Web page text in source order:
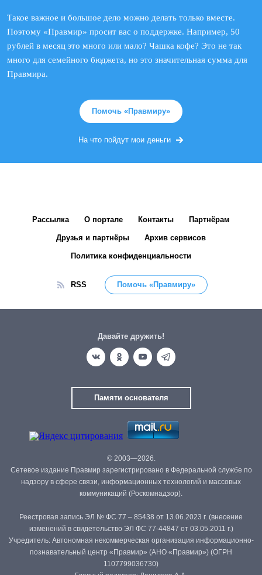
Такое важное и большое дело можно делать только вместе.
Поэтому «Правмир» просит вас о поддержке. Например, 50
рублей в месяц это много или мало? Чашка кофе? Это не так
много для семейного бюджета, но это значительная сумма для
Правмира.
Помочь «Правмиру»
На что пойдут мои деньги
Рассылка О портале Контакты Партнёрам
Друзья и партнёры Архив сервисов
Политика конфиденциальности
RSS Помочь «Правмиру»
Давайте дружить!
Памяти основателя
© 2003—2026.
Сетевое издание Правмир зарегистрировано в Федеральной службе по
надзору в сфере связи, информационных технологий и массовых
коммуникаций (Роскомнадзор).
Реестровая запись ЭЛ № ФС 77 – 85438 от 13.06.2023 г. (внесение
изменений в свидетельство ЭЛ ФС 77-44847 от 03.05.2011 г.)
Учредитель: Автономная некоммерческая организация информационно-
познавательный центр «Правмир» (АНО «Правмир») (ОГРН
1107799036730)